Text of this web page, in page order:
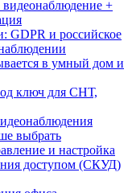
+
GDPR и российское
в умный дом и
ключ для СНТ,
выбрать
и настройка
доступом (СКУД)